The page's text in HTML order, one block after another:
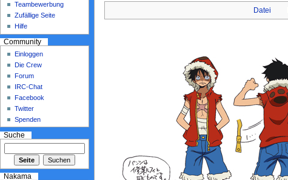
Datei
Teambewerbung
Zufällige Seite
Hilfe
Community
Einloggen
Die Crew
Forum
IRC-Chat
Facebook
Twitter
Spenden
Suche
Nakama